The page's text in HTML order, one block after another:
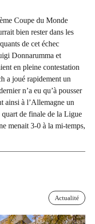
Coupe du Monde
bien rester dans les
de cet échec
Donnarumma et
en pleine contestation
a joué rapidement un
n’a eu qu’à pousser
ainsi à l’Allemagne un
quart de finale de la Ligue
menait 3-0 à la mi-temps,
Actualité